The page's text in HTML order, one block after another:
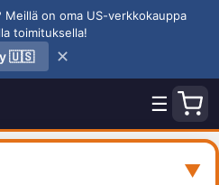
on oma US-verkkokauppa
toimituksella!
🇺🇸 ✕
☰
▼